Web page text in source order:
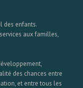
des enfants.
aux familles,
des chances entre
et entre tous les